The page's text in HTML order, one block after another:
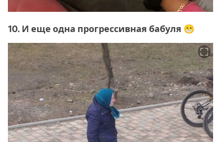
10. И еще одна прогрессивная бабуля 😁